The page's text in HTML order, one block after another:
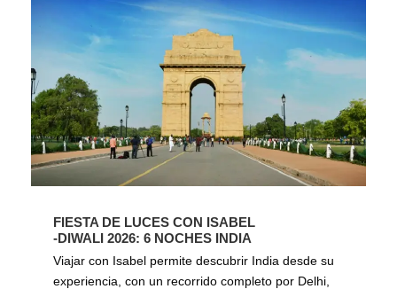
FIESTA DE LUCES CON ISABEL
-DIWALI 2026: 6 NOCHES INDIA
Viajar con Isabel permite descubrir India desde su
experiencia, con un recorrido completo por Delhi,